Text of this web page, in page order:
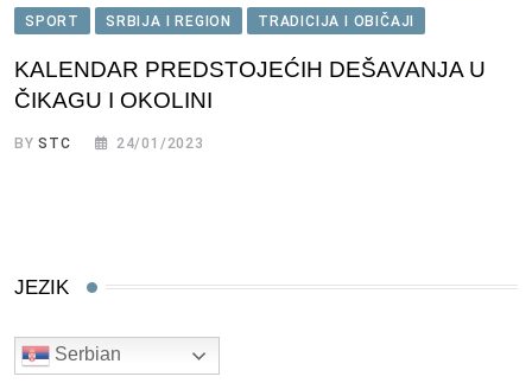
SPORT SRBIJA I REGION TRADICIJA I OBIČAJI
KALENDAR PREDSTOJEĆIH DEŠAVANJA U
ČIKAGU I OKOLINI
BYSTC 24/01/2023
JEZIK
Serbian